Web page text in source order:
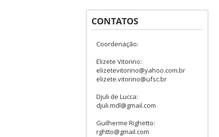
CONTATOS
Coordenação:
Elizete Vitorino:
elizetevitorino@yahoo.com.br
elizete.vitorino@ufsc.br
Djuli de Lucca:
djuli.mdl@gmail.com
Guilherme Righetto:
rghtto@gmail.com